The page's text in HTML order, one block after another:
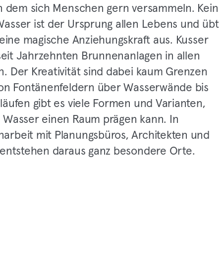
dem sich Menschen gern versammeln. Kein
ist der Ursprung allen Lebens und übt
magische Anziehungskraft aus. Kusser
Jahrzehnten Brunnenanlagen in allen
Der Kreativität sind dabei kaum Grenzen
Fontänenfeldern über Wasserwände bis
gibt es viele Formen und Varianten,
einen Raum prägen kann. In
mit Planungsbüros, Architekten und
daraus ganz besondere Orte.